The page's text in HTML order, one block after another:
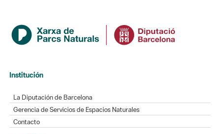
Institución
La Diputación de Barcelona
Gerencia de Servicios de Espacios Naturales
Contacto